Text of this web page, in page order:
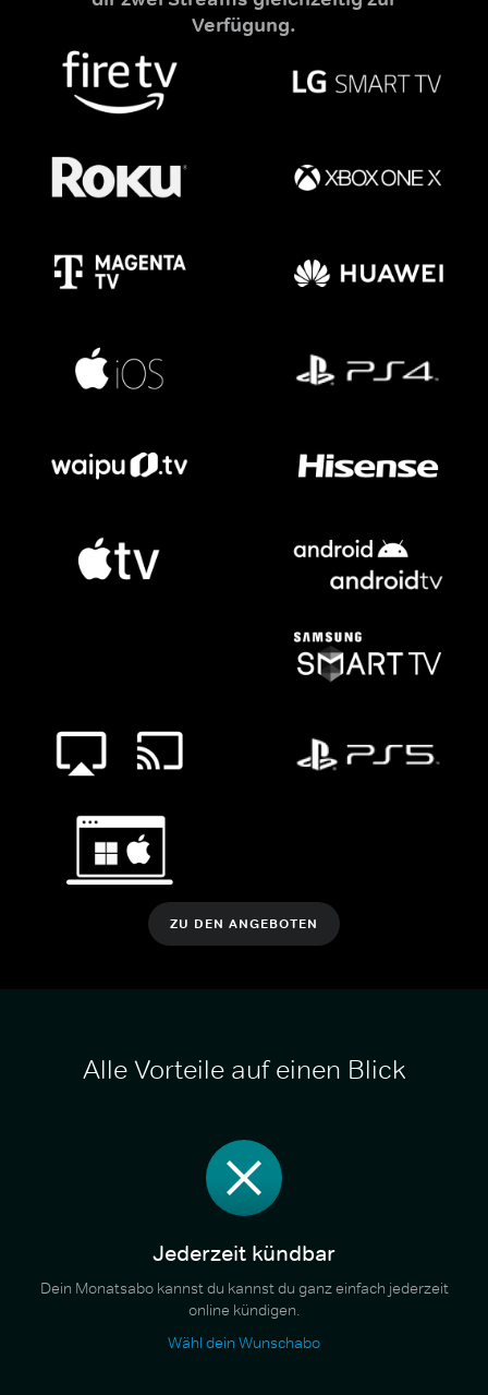
Verfügung.
ZU DEN ANGEBOTEN
Alle Vorteile auf einen Blick
Jederzeit kündbar
Dein Monatsabo kannst du kannst du ganz einfach jederzeit
online kündigen.
Wähl dein Wunschabo